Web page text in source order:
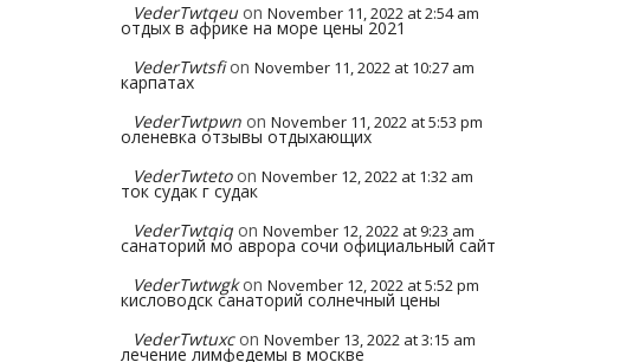
VederTwtqeu on November 11, 2022 at 2:54 am
отдых в африке на море цены 2021
VederTwtsfi on November 11, 2022 at 10:27 am
карпатах
VederTwtpwn on November 11, 2022 at 5:53 pm
оленевка отзывы отдыхающих
VederTwteto on November 12, 2022 at 1:32 am
ток судак г судак
VederTwtqiq on November 12, 2022 at 9:23 am
санаторий мо аврора сочи официальный сайт
VederTwtwgk on November 12, 2022 at 5:52 pm
кисловодск санаторий солнечный цены
VederTwtuxc on November 13, 2022 at 3:15 am
лечение лимфедемы в москве